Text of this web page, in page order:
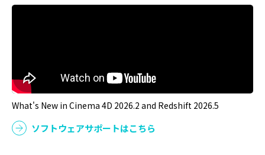
What's New in Cinema 4D 2026.2 and Redshift 2026.5
ソフトウェアサポートはこちら